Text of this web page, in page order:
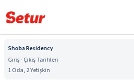
Shoba Residency
Giriş - Çıkış Tarihleri
1 Oda, 2 Yetişkin